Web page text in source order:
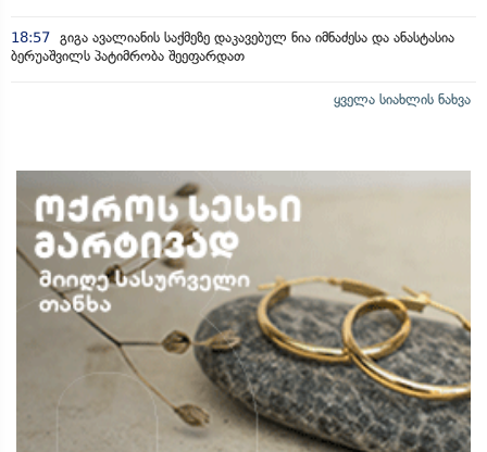
18:57 გიგა ავალიანის საქმეზე დაკავებულ ნია იმნაძესა და ანასტასია
ბერუაშვილს პატიმრობა შეეფარდათ
ყველა სიახლის ნახვა